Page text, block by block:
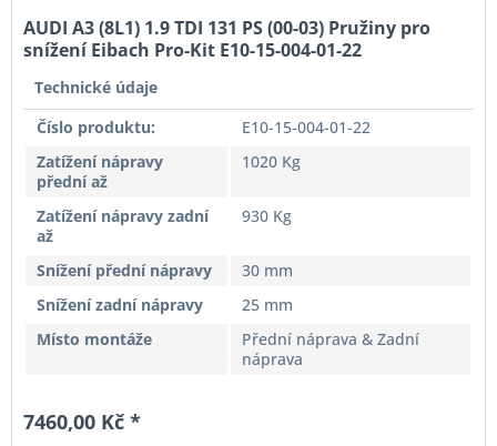
AUDI A3 (8L1) 1.9 TDI 131 PS (00-03) Pružiny pro
snížení Eibach Pro-Kit E10-15-004-01-22
Technické údaje
Číslo produktu:
E10-15-004-01-22
Zatížení nápravy
přední až
1020 Kg
Zatížení nápravy zadní
až
930 Kg
Snížení přední nápravy
30 mm
Snížení zadní nápravy
25 mm
Místo montáže
Přední náprava & Zadní
náprava
7460,00 Kč *